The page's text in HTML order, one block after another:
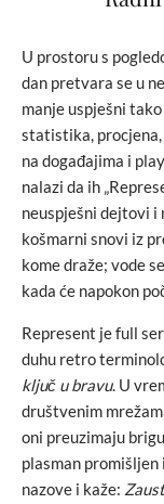
U prostoru s
dan pretvara se u
manje uspješni
statistika,
na događajima i
nalazi da ih
neuspješni dejtovi
košmarni snovi iz
kome draže; vode
kada će napokon
Represent je full
duhu retro
ključ u bravu. U
društvenim
oni preuzimaju
plasman
nazove i kaže: